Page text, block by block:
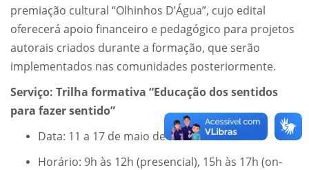
premiação cultural “Olhinhos D’Água”, cujo edital
oferecerá apoio financeiro e pedagógico para projetos
autorais criados durante a formação, que serão
implementados nas comunidades posteriormente.
Serviço: Trilha formativa “Educação dos sentidos
para fazer sentido”
Data: 11 a 17 de maio de 2026
Horário: 9h às 12h (presencial), 15h às 17h (on-